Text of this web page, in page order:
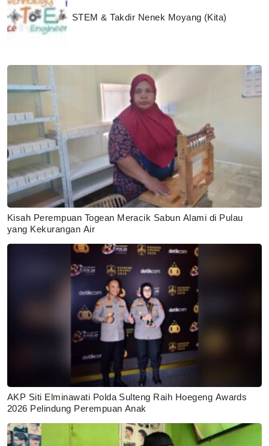
STEM & Takdir Nenek Moyang (Kita)
Kisah Perempuan Togean Meracik Sabun Alami di Pulau
yang Kekurangan Air
AKP Siti Elminawati Polda Sulteng Raih Hoegeng Awards
2026 Pelindung Perempuan Anak